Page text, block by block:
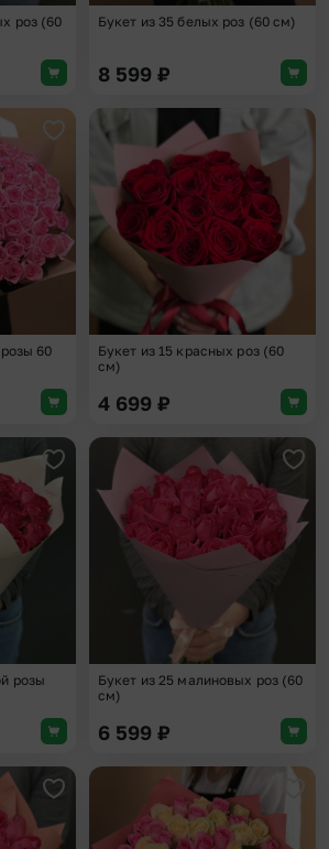
роз (60
Букет из 35 белых роз (60 см)
8 599 ₽
Добавить в избранное
60
Букет из 15 красных роз (60
см)
4 699 ₽
Добавить в избранное
розы
Букет из 25 малиновых роз (60
см)
6 599 ₽
Добавить в избранное